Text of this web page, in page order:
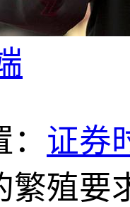
证券
繁殖